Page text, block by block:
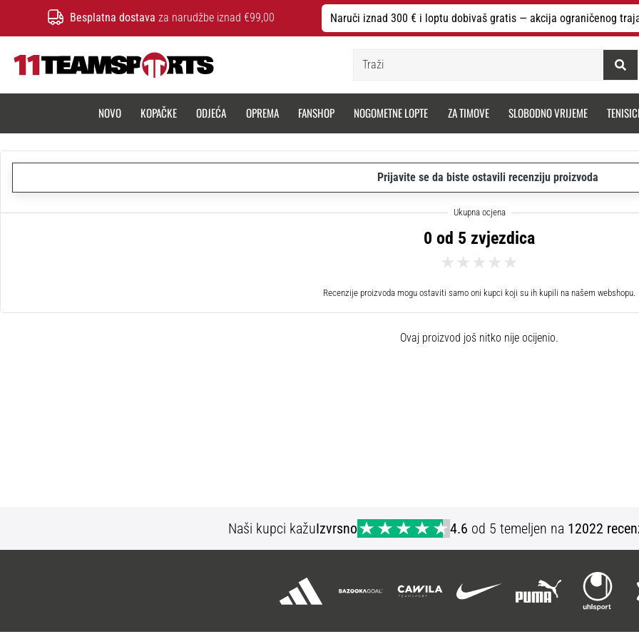
Besplatna dostava za narudžbe iznad €99,00 Naruči iznad 300 € i loptu dobivaš gratis — akcija ograničenog
NOVO KOPAČKE ODJEĆA OPREMA FANSHOP NOGOMETNE LOPTE ZA TIMOVE SLOBODNO VRIJEME
Prijavite se da biste ostavili recenziju proizvoda
0 od 5 zvjezdica
Recenzije proizvoda mogu ostaviti samo oni kupci koji su ih kupili na našem webshopu.
Ovaj proizvod još nitko nije ocijenio.
Naši kupci kažuIzvrsno 4.6 od 5 temeljen na 12022